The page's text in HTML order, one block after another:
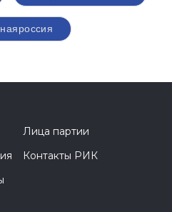
Лица партии
Контакты РИК